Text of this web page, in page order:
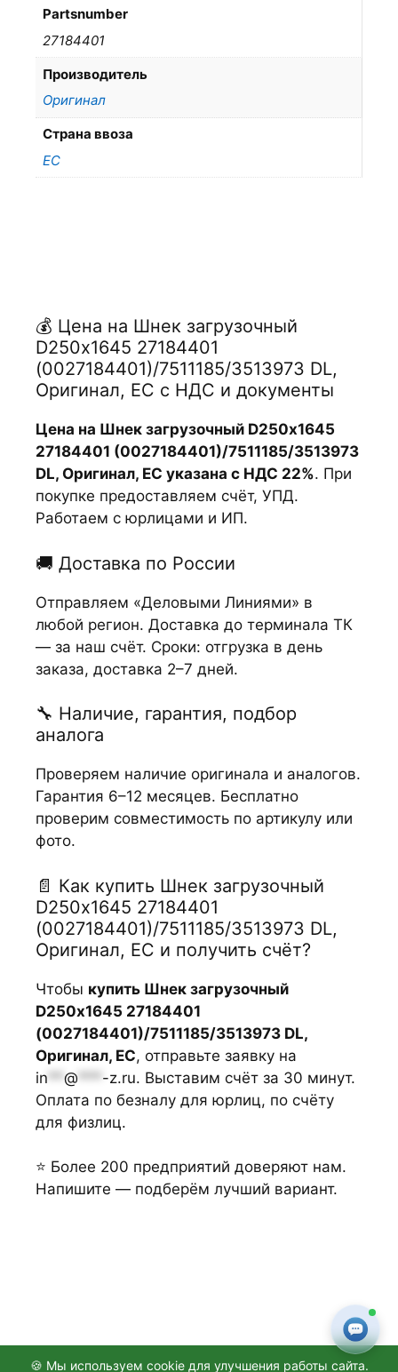
Partsnumber
27184401
Производитель
Оригинал
Страна ввоза
ЕС
💰 Цена на Шнек загрузочный
D250х1645 27184401
(0027184401)/7511185/3513973 DL,
Оригинал, ЕС с НДС и документы
Цена на Шнек загрузочный D250х1645
27184401 (0027184401)/7511185/3513973
DL, Оригинал, ЕС указана с НДС 22%. При
покупке предоставляем счёт, УПД.
Работаем с юрлицами и ИП.
🚚 Доставка по России
Отправляем «Деловыми Линиями» в
любой регион. Доставка до терминала ТК
— за наш счёт. Сроки: отгрузка в день
заказа, доставка 2–7 дней.
🔧 Наличие, гарантия, подбор
аналога
Проверяем наличие оригинала и аналогов.
Гарантия 6–12 месяцев. Бесплатно
проверим совместимость по артикулу или
фото.
📄 Как купить Шнек загрузочный
D250х1645 27184401
(0027184401)/7511185/3513973 DL,
Оригинал, ЕС и получить счёт?
Чтобы купить Шнек загрузочный
D250х1645 27184401
(0027184401)/7511185/3513973 DL,
Оригинал, ЕС, отправьте заявку на
in ** @ *** -z.ru. Выставим счёт за 30 минут.
Оплата по безналу для юрлиц, по счёту
для физлиц.
⭐ Более 200 предприятий доверяют нам.
Напишите — подберём лучший вариант.
🍪 Мы используем cookie для улучшения работы сайта.